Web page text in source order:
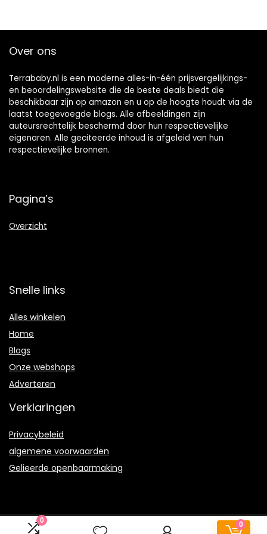
0
0
Babyboek vanaf 0
Over ons
Terrababy.nl is een moderne alles-in-één prijsvergelijkings-
en beoordelingswebsite die de beste deals biedt die
beschikbaar zijn op amazon en u op de hoogte houdt via de
laatst toegevoegde blogs. Alle afbeeldingen zijn
auteursrechtelijk beschermd door hun respectievelijke
eigenaren. Alle geciteerde inhoud is afgeleid van hun
respectievelijke bronnen.
Pagina’s
Overzicht
Snelle links
Alles winkelen
Home
Blogs
Onze webshops
Adverteren
Verklaringen
Privacybeleid
algemene voorwaarden
Gelieerde openbaarmaking
2022 © Terrababy.nl Alle rechten voorbehouden